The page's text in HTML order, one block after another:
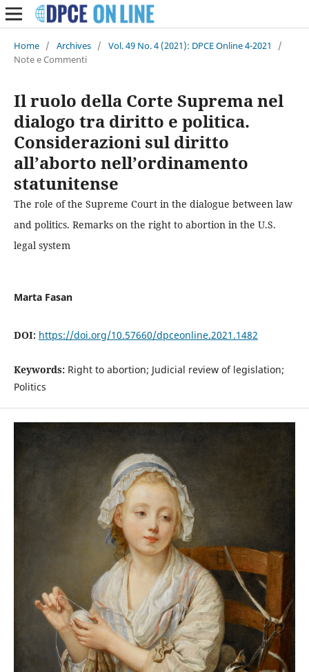
Home / Archives / Vol. 49 No. 4 (2021): DPCE Online 4-2021
/
Note e Commenti
Il ruolo della Corte Suprema nel
dialogo tra diritto e politica.
Considerazioni sul diritto
all’aborto nell’ordinamento
statunitense
The role of the Supreme Court in the dialogue between law
and politics. Remarks on the right to abortion in the U.S.
legal system
Marta Fasan
DOI: https://doi.org/10.57660/dpceonline.2021.1482
Keywords: Right to abortion; Judicial review of legislation;
Politics